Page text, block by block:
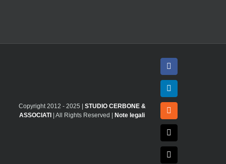
Copyright 2012 - 2025 | STUDIO CERBONE &
ASSOCIATI
| All Rights Reserved | Note legali
Facebook
LinkedIn
Rss
X
Email